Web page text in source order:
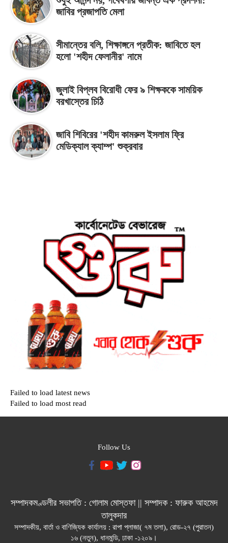
জাবির প্রজাপতি মেলা
সীমান্তের বলি, শিক্ষাঙ্গনে প্রতীক: জাবিতে হল
হলো 'শহীদ ফেলানীর' নামে
জুলাই বিপ্লব বিরোধী ফের ৯ শিক্ষককে সাময়িক
বরখাস্তের চিঠি
জাবি শিবিরের 'শহীদ কামরুল ইসলাম ফ্রি
মেডিক্যাল ক্যাম্প' শুক্রবার
Failed to load latest news
Failed to load most read
Follow Us
সম্পাদকমণ্ডলীর সভাপতি : গোলাম মোস্তফা || সম্পাদক : ফারুক আহমেদ
তালুকদার
সম্পাদকীয়, বার্তা ও বাণিজ্যিক কার্যালয় : রাপা প্লাজা( ৭ম তলা), রোড-২৭ (পুরাতন)
১৬ (নতুন), ধানমন্ডি, ঢাকা -১২০৯।